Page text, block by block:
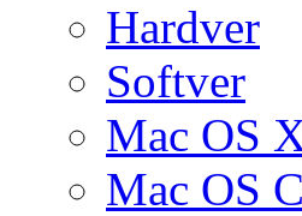
Hardver
Softver
Mac OS
Mac OS